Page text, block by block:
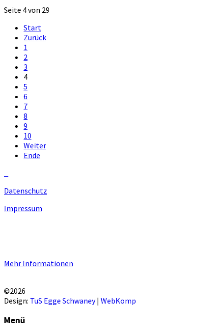
Seite 4 von 29
Start
Zurück
1
2
3
4
5
6
7
8
9
10
Weiter
Ende
Datenschutz
Impressum
Mehr Informationen
©2026
Design: TuS Egge Schwaney| WebKomp
Menü